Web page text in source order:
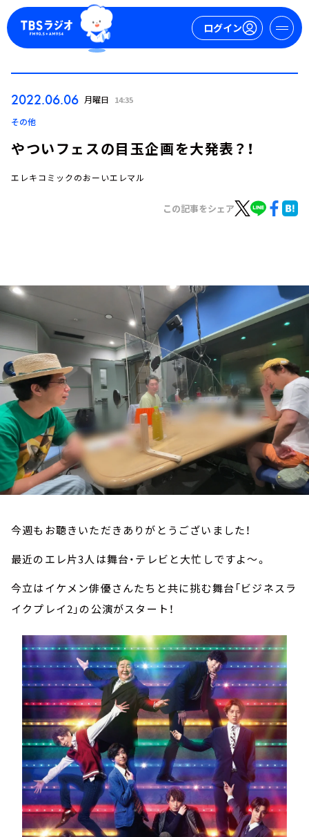
ログイン
トピックス
お知らせ
イベント・グッズ
YouTube
会社情報
2022.06.06 月曜日 14:35
その他
やついフェスの目玉企画を大発表？！
エレキコミックのおーいエレマル
この記事をシェア
今週もお聴きいただきありがとうございました！
最近のエレ片3人は舞台・テレビと大忙しですよ～。
今立はイケメン俳優さんたちと共に挑む舞台「ビジネスラ
イクプレイ2」の公演がスタート！